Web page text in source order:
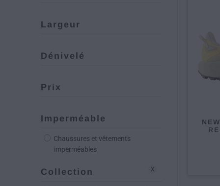
Largeur
Dénivelé
Prix
Imperméable
Chaussures et vêtements
imperméables
Collection X